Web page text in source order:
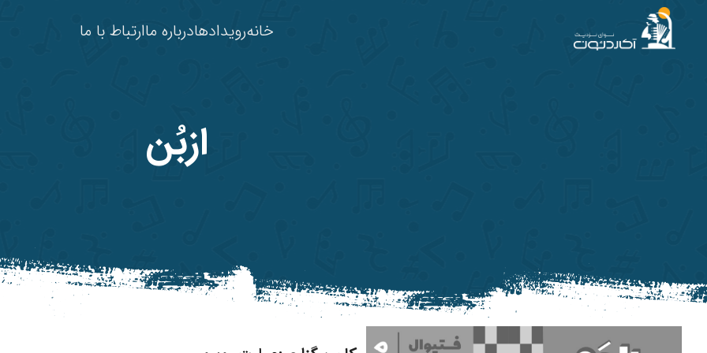
آکاردئون خانهرویدادهادرباره ماارتباط با ما
ازبُن